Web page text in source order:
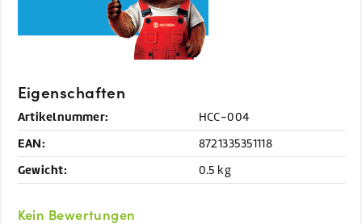
Eigenschaften
Artikelnummer: HCC-004
EAN: 8721335351118
Gewicht: 0.5 kg
Kein Bewertungen